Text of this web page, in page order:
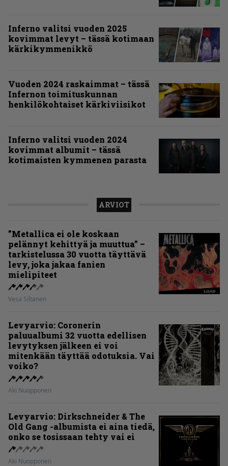
Inferno valitsi vuoden 2025
kovimmat levyt – tässä kotimaan
kärkikymmenikkö
Vuoden 2024 raskaimmat – tässä
Infernon toimituskunnan
henkilökohtaiset kärkiviisikot
Inferno valitsi vuoden 2024
kovimmat albumit – tässä
kotimaisten kymmenen parasta
ARVIOT
”Metallica ei ole koskaan
pelännyt kehittyä ja muuttua” –
tarkistelussa 30 vuotta täyttävä
levy, joka jakaa fanien
mielipiteet
Vesa Siltanen
Levyarvio: Coronerin
paluualbumi 32 vuotta edellisen
levytyksen jälkeen ei voi
mitenkään täyttää odotuksia. Vai
voiko?
Aki Nuopponen
Levyarvio: Dirkschneider & The
Old Gang -albumista ei aina tiedä,
onko se tosissaan tehty vai ei
Aki Nuopponen